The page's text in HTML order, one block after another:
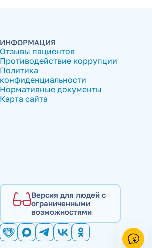
ИНФОРМАЦИЯ
Отзывы пациентов
Противодействие коррупции
Политика
конфиденциальности
Нормативные документы
Карта сайта
Версия для людей с
ограниченными
возможностями